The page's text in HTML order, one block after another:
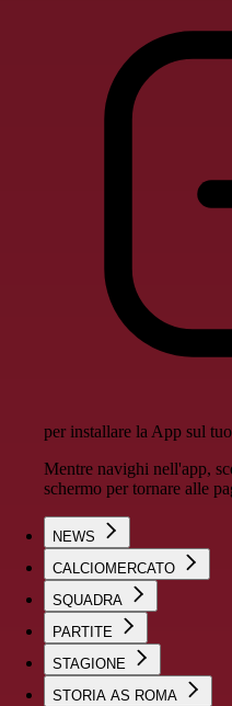
per installare la App sul
Mentre navighi nell'app,
schermo per tornare alle
NEWS
CALCIOMERCATO
SQUADRA
PARTITE
STAGIONE
STORIA AS ROMA